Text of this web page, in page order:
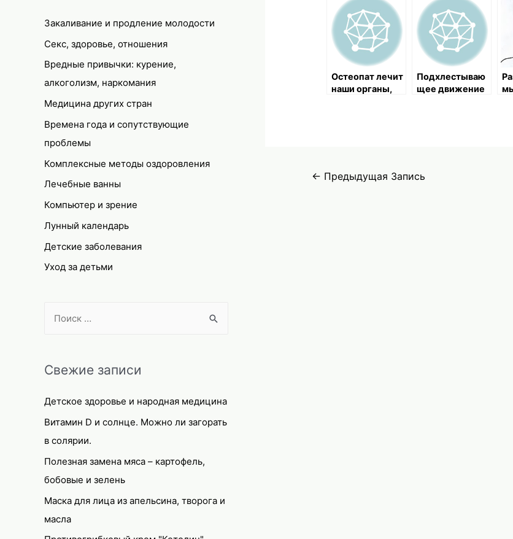
Закаливание и продление молодости
Секс, здоровье, отношения
Вредные привычки: курение,
алкоголизм, наркомания
Медицина других стран
Времена года и сопутствующие
проблемы
Комплексные методы оздоровления
Лечебные ванны
Компьютер и зрение
Лунный календарь
Детские заболевания
Уход за детьми
r
h
f
o
r
:
Свежие записи
Детское здоровье и народная медицина
Витамин D и солнце. Можно ли загорать
в солярии.
Полезная замена мяса – картофель,
бобовые и зелень
Маска для лица из апельсина, творога и
масла
Остеопат лечит
наши органы,
Подхлестываю
щее движение
Навигация
← Предыдущая Запись